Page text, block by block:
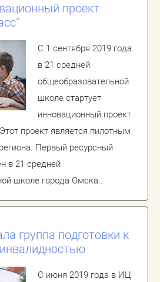
проект
С 1 сентября 2019 года
в 21 средней
общеобразовательной
школе стартует
инновационный проект
проект является пилотным
Первый ресурсный
в 21 средней
школе города Омска..
группа подготовки к
С июня 2019 года в ИЦ